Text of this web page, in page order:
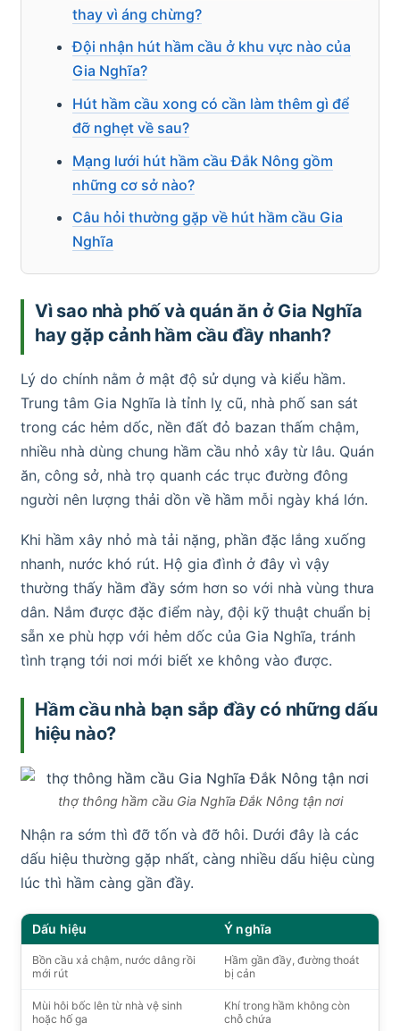
thay vì áng chừng?
Đội nhận hút hầm cầu ở khu vực nào của
Gia Nghĩa?
Hút hầm cầu xong có cần làm thêm gì để
đỡ nghẹt về sau?
Mạng lưới hút hầm cầu Đắk Nông gồm
những cơ sở nào?
Câu hỏi thường gặp về hút hầm cầu Gia
Nghĩa
Vì sao nhà phố và quán ăn ở Gia Nghĩa
hay gặp cảnh hầm cầu đầy nhanh?
Lý do chính nằm ở mật độ sử dụng và kiểu hầm.
Trung tâm Gia Nghĩa là tỉnh lỵ cũ, nhà phố san sát
trong các hẻm dốc, nền đất đỏ bazan thấm chậm,
nhiều nhà dùng chung hầm cầu nhỏ xây từ lâu. Quán
ăn, công sở, nhà trọ quanh các trục đường đông
người nên lượng thải dồn về hầm mỗi ngày khá lớn.
Khi hầm xây nhỏ mà tải nặng, phần đặc lắng xuống
nhanh, nước khó rút. Hộ gia đình ở đây vì vậy
thường thấy hầm đầy sớm hơn so với nhà vùng thưa
dân. Nắm được đặc điểm này, đội kỹ thuật chuẩn bị
sẵn xe phù hợp với hẻm dốc của Gia Nghĩa, tránh
tình trạng tới nơi mới biết xe không vào được.
Hầm cầu nhà bạn sắp đầy có những dấu
hiệu nào?
thợ thông hầm cầu Gia Nghĩa Đắk Nông tận nơi
Nhận ra sớm thì đỡ tốn và đỡ hôi. Dưới đây là các
dấu hiệu thường gặp nhất, càng nhiều dấu hiệu cùng
lúc thì hầm càng gần đầy.
Dấu hiệu Ý nghĩa
Bồn cầu xả chậm, nước dâng rồi
mới rút
Hầm gần đầy, đường thoát
bị cản
Mùi hôi bốc lên từ nhà vệ sinh
hoặc hố ga
Khí trong hầm không còn
chỗ chứa